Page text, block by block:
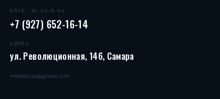
КЛУБ · 22:00–6:00
+7 (927) 652-16-14
АДРЕС
ул. Революционная, 146, Самара
metelicas@gmail.com